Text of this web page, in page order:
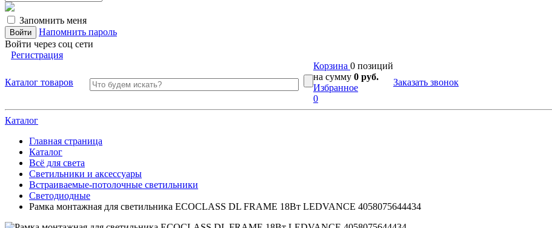
Запомнить меня
Напомнить пароль
Войти через соц сети
Регистрация
Каталог товаров
Корзина 0 позиций
на сумму 0 руб.
Избранное
0
Заказать звонок
Каталог
Главная страница
Каталог
Всё для света
Светильники и аксессуары
Встраиваемые-потолочные светильники
Светодиодные
Рамка монтажная для светильника ECOCLASS DL FRAME 18Вт LEDVANCE 4058075644434